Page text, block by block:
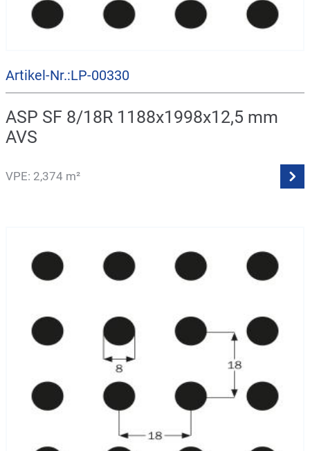
Artikel-Nr.:LP-00330
ASP SF 8/18R 1188x1998x12,5 mm
AVS
VPE: 2,374 m²